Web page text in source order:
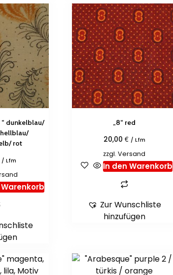
“ dunkelblau/
rot
/ Lfm
„8“ red
20,00 € / Lfm
zzgl.Versand
In den Warenkorb
Zur Wunschliste
hinzufügen